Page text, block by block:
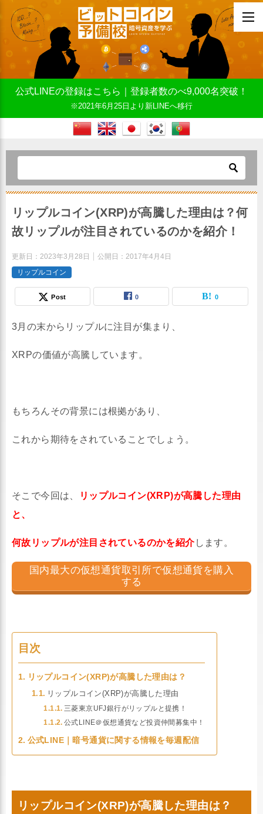
公式LINEの登録はこちら｜登録者数のべ9,000名突破！
※2021年6月25日より新LINEへ移行
リップルコイン(XRP)が高騰した理由は？何
故リップルが注目されているのかを紹介！
更新日： 2023年3月28日 公開日： 2017年4月4日
リップルコイン
Post 0 0
3月の末からリップルに注目が集まり、
XRPの価値が高騰しています。
もちろんその背景には根拠があり、
これから期待をされていることでしょう。
そこで今回は、
リップルコイン(XRP)が高騰した理由
と、
何故リップルが注目されているのかを紹介します。
国内最大の仮想通貨取引所で仮想通貨を購入
する
目次
リップルコイン(XRP)が高騰した理由は？
リップルコイン(XRP)が高騰した理由
三菱東京UFJ銀行がリップルと提携！
公式LINE＠仮想通貨など投資仲間募集中！
公式LINE｜暗号通貨に関する情報を毎週配信
リップルコイン(XRP)が高騰した理由は？